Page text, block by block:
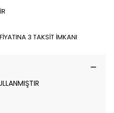
3 TAKSİT İMKANI